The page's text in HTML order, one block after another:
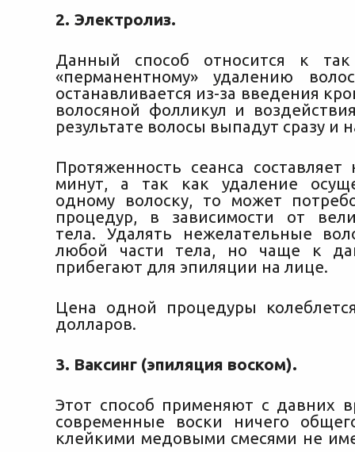
2. Электролиз.
Данный способ относится к так
«перманентному» удалению
останавливается из-за введения
волосяной фолликул и
результате волосы выпадут сразу и
Протяженность сеанса
минут, а так как удаление
одному волоску, то может
процедур, в зависимости от
тела. Удалять нежелательные
любой части тела, но чаще к
прибегают для эпиляции на лице.
Цена одной процедуры
долларов.
3. Ваксинг (эпиляция воском).
Этот способ применяют с давних
современные воски ничего
клейкими медовыми смесями не